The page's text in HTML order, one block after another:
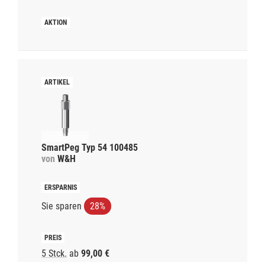
SmartPeg Typ 54 100485
von W&H
Sie sparen 28%
5 Stck. ab 99,00 €